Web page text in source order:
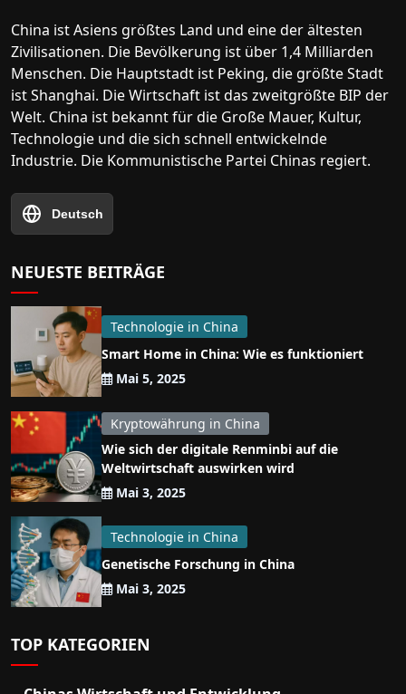
China ist Asiens größtes Land und eine der ältesten
Zivilisationen. Die Bevölkerung ist über 1,4 Milliarden
Menschen. Die Hauptstadt ist Peking, die größte Stadt
ist Shanghai. Die Wirtschaft ist das zweitgrößte BIP der
Welt. China ist bekannt für die Große Mauer, Kultur,
Technologie und die sich schnell entwickelnde
Industrie. Die Kommunistische Partei Chinas regiert.
Deutsch
NEUESTE BEITRÄGE
Technologie in China
Smart Home in China: Wie es funktioniert
Mai 5, 2025
Kryptowährung in China
Wie sich der digitale Renminbi auf die
Weltwirtschaft auswirken wird
Mai 3, 2025
Technologie in China
Genetische Forschung in China
Mai 3, 2025
TOP KATEGORIEN